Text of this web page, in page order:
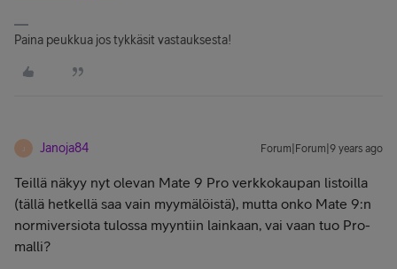
Paina peukkua jos tykkäsit vastauksesta!
J Janoja84 Forum|Forum|9 years ago
Teillä näkyy nyt olevan Mate 9 Pro verkkokaupan listoilla
(tällä hetkellä saa vain myymälöistä), mutta onko Mate 9:n
normiversiota tulossa myyntiin lainkaan, vai vaan tuo Pro-
malli?